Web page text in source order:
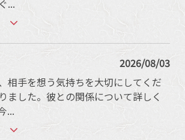
...
2026/08/03
相手を想う気持ちを大切にしてくだ
ました。彼との関係について詳しく
...